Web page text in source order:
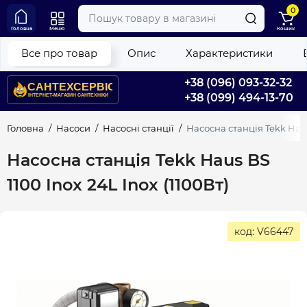
+38 (096) 093-32-32
+38 (099) 494-13-70
Головна Меню
0
Кошик
Головна Насоси Насосні станції Насосна станція Tekk
Насосна станція Tekk Haus BS
1100 Inox 24L Inox (1100Вт)
Все про товар Опис Характеристики
код: V66447